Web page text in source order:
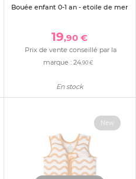
Bouée enfant 0-1 an - etoile de mer
19,90 €
Prix de vente conseillé par la
marque :24,90 €
En stock
New